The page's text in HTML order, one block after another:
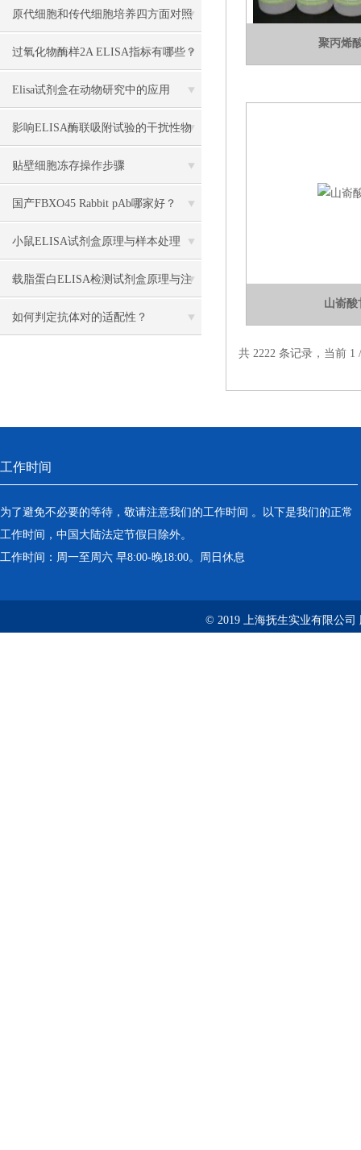
原代细胞和传代细胞培养四方面对照
比较
过氧化物酶样2A ELISA指标有哪些？
Elisa试剂盒在动物研究中的应用
影响ELISA酶联吸附试验的干扰性物
质讲解
贴壁细胞冻存操作步骤
国产FBXO45 Rabbit pAb哪家好？
小鼠ELISA试剂盒原理与样本处理
载脂蛋白ELISA检测试剂盒原理与注
意事项
如何判定抗体对的适配性？
聚丙烯
山嵛酸
共 2222 条记录，当前
工作时间
为了避免不必要的等待，敬请注意我们的工作时间 。以下是我们的正常
工作时间，中国大陆法定节假日除外。
工作时间：周一至周六 早8:00-晚18:00。周日休息
© 2019 上海抚生实业有限公司